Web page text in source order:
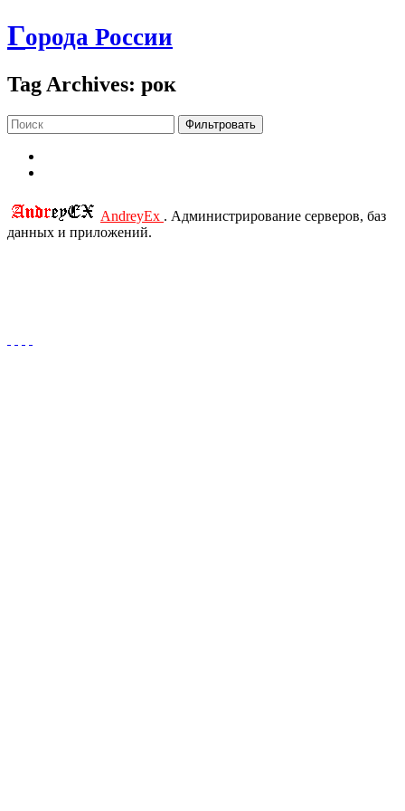
Города России
Tag Archives: рок
Фильтровать
AndreyEx . Администрирование серверов, баз
данных и приложений.